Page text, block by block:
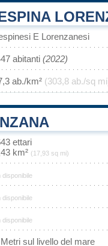
E Lorenzanesi
abitanti (2022)
ab./km² (303,8 ab./sq
ettari
km² (17,93 sq mi)
disponibile
disponibile
disponibile
sul livello del mare